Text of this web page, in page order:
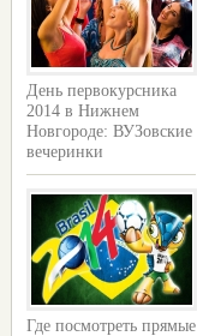
День первокурсника
2014 в Нижнем
Новгороде: ВУЗовские
вечеринки
Где посмотреть прямые